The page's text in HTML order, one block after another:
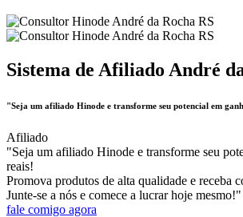
Sistema de Afiliado André
"Seja um afiliado Hinode e transforme seu potencial em
Afiliado
"Seja um afiliado Hinode e transforme seu
reais!
Promova produtos de alta qualidade e receba
Junte-se a nós e comece a lucrar hoje mesmo!"
fale comigo agora